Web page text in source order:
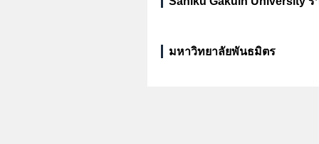
มหาวิทยาลัยพันธมิตร